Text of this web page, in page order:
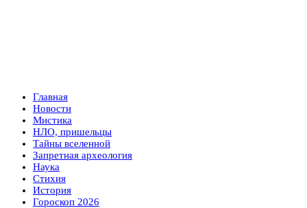
Главная
Новости
Мистика
НЛО, пришельцы
Тайны вселенной
Запретная археология
Наука
Стихия
История
Гороскоп 2026